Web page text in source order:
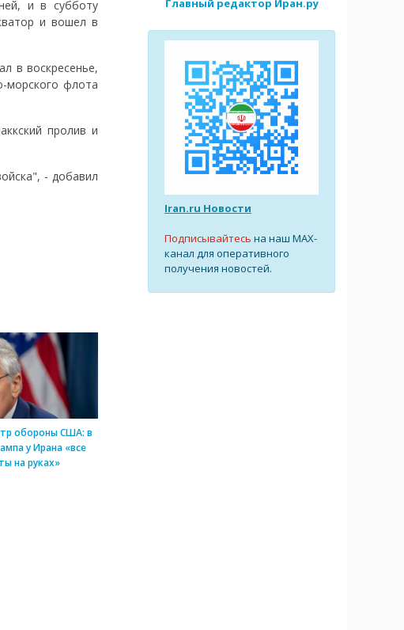
и в субботу
и вошел в
в воскресенье,
морского флота
пролив и
- добавил
обороны США: в
у Ирана «все
на руках»
Главный редактор Иран.ру
Iran.ru Новости
Подписывайтесь на наш MAX-
канал для оперативного
получения новостей.